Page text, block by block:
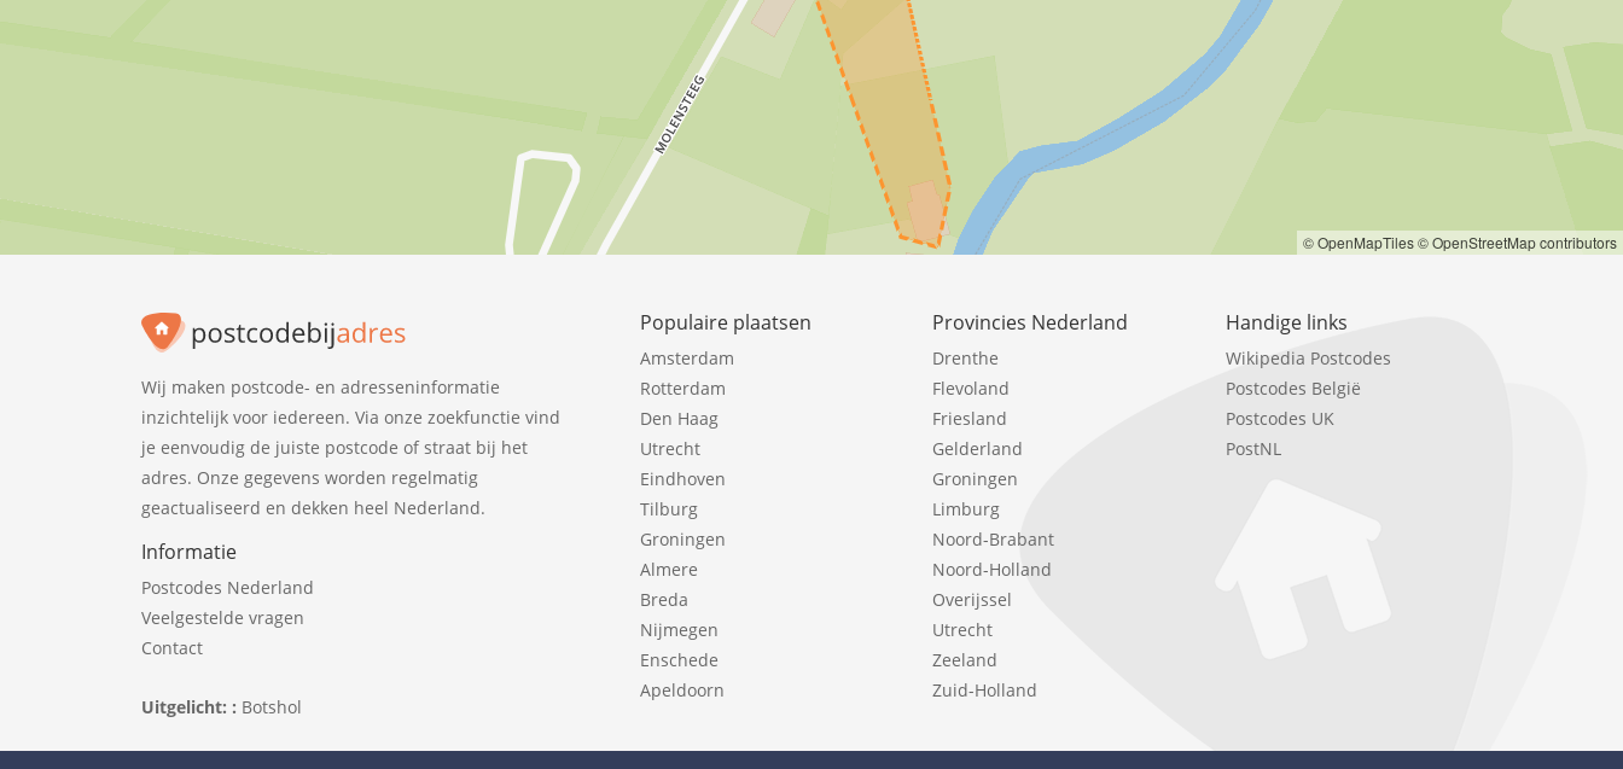
© OpenMapTiles© OpenStreetMap contributors
Wij maken postcode- en adresseninformatie
inzichtelijk voor iedereen. Via onze zoekfunctie vind
je eenvoudig de juiste postcode of straat bij het
adres. Onze gegevens worden regelmatig
geactualiseerd en dekken heel Nederland.
Informatie
Postcodes Nederland
Veelgestelde vragen
Contact
Uitgelicht: : Botshol
Populaire plaatsen
Amsterdam
Rotterdam
Den Haag
Utrecht
Eindhoven
Tilburg
Groningen
Almere
Breda
Nijmegen
Enschede
Apeldoorn
Provincies Nederland
Drenthe
Flevoland
Friesland
Gelderland
Groningen
Limburg
Noord-Brabant
Noord-Holland
Overijssel
Utrecht
Zeeland
Zuid-Holland
Handige links
Wikipedia Postcodes
Postcodes België
Postcodes UK
PostNL